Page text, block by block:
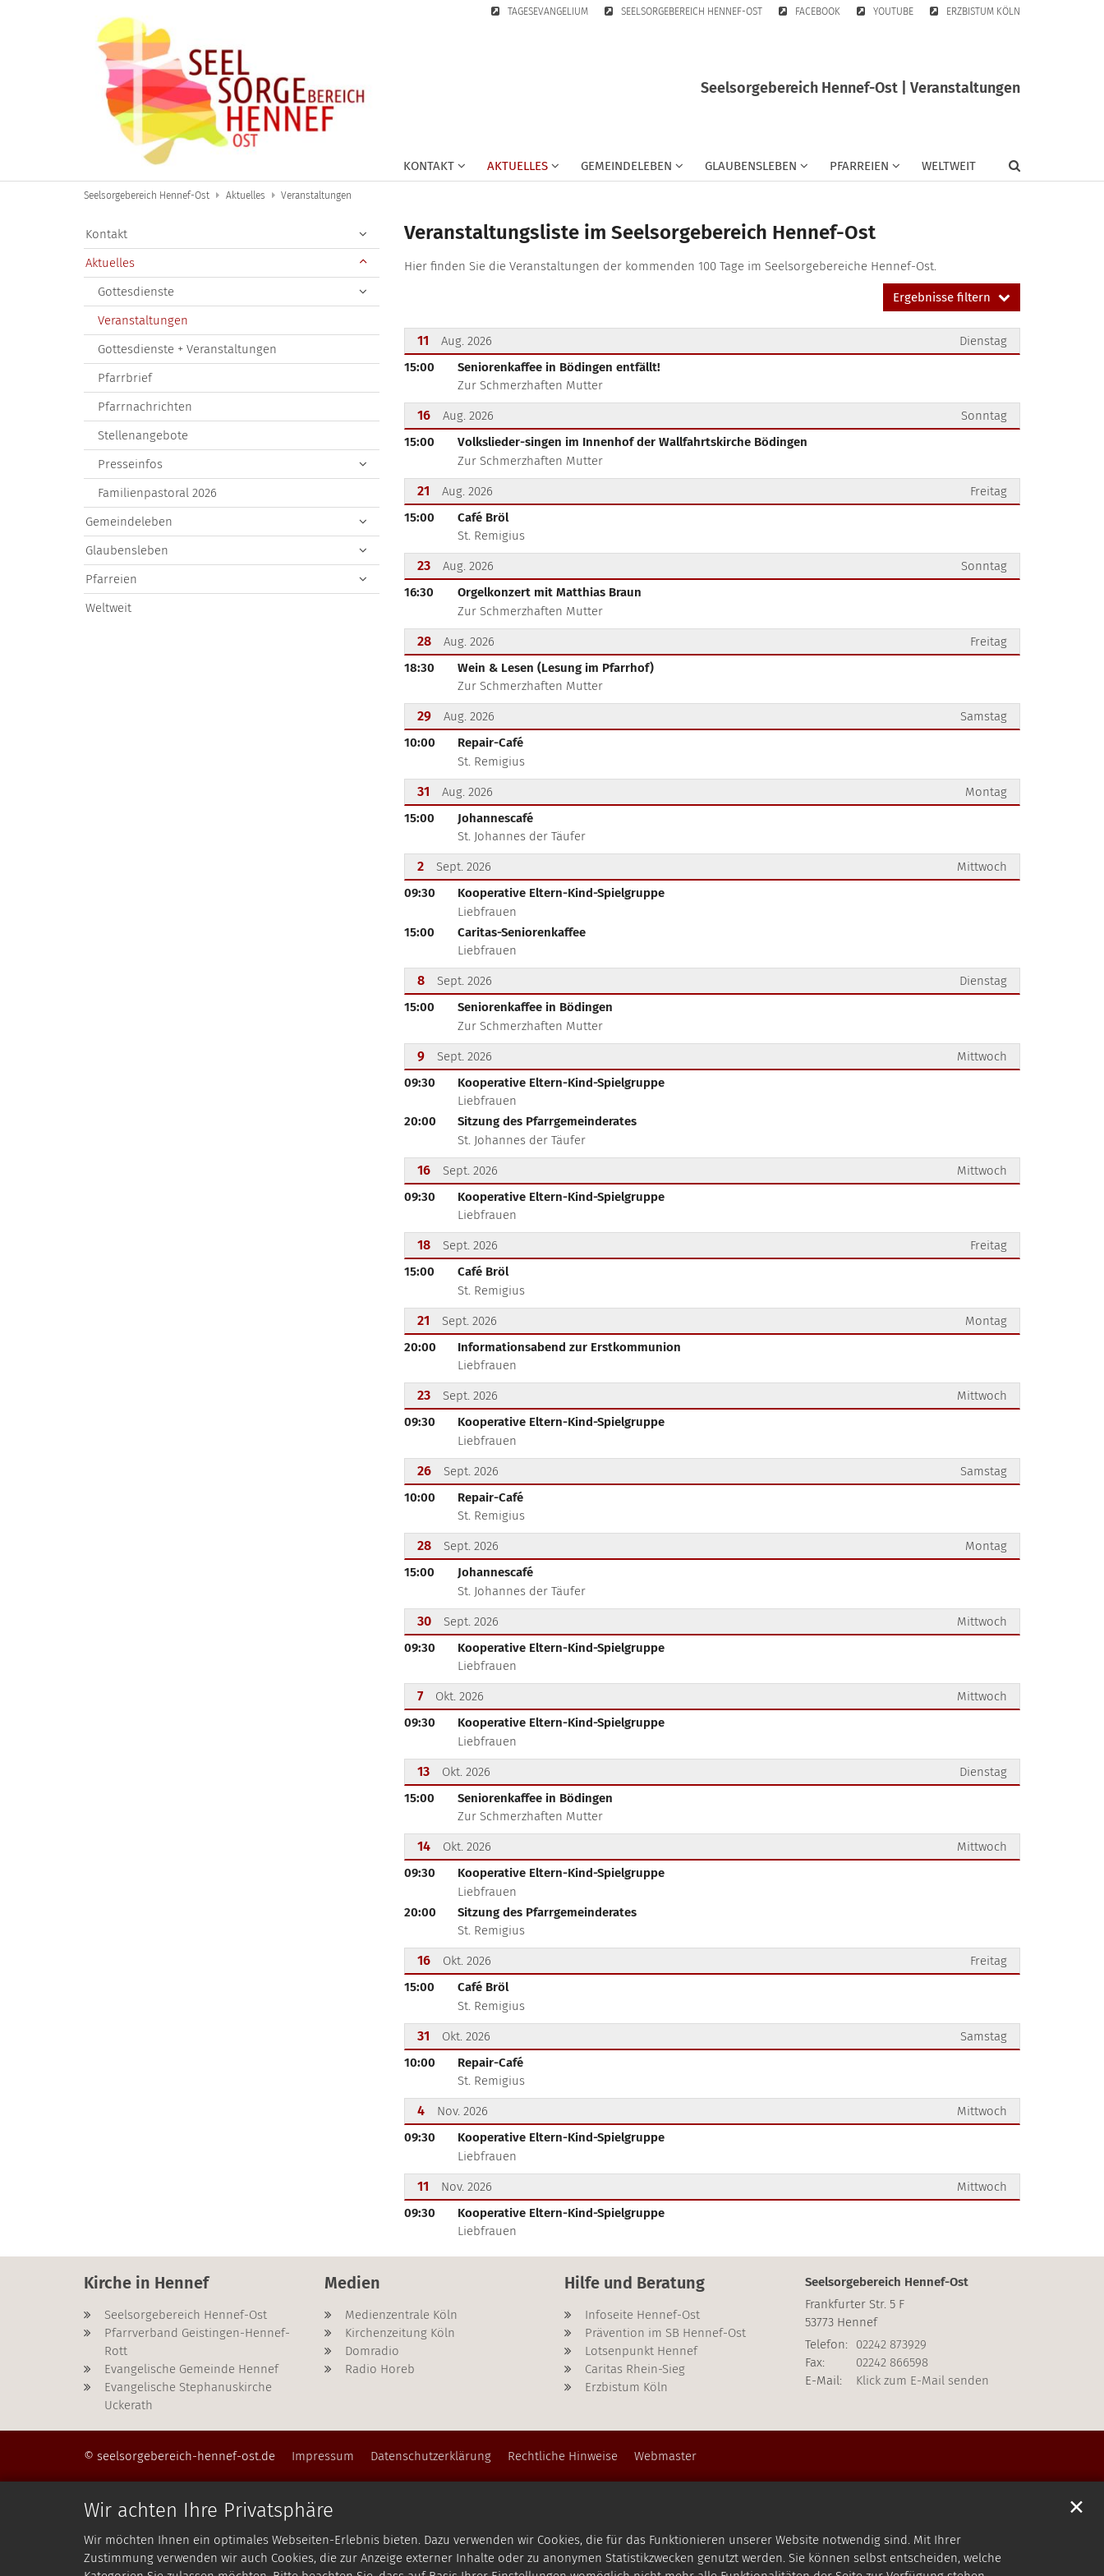
Wir achten Ihre Privatsphäre
Wir möchten Ihnen ein optimales Webseiten-Erlebnis bieten. Dazu verwenden wir Cookies, die für das Funktionieren unserer Website notwendig sind. Mit Ihrer
Zustimmung verwenden wir auch Cookies, die zur Anzeige externer Inhalte oder zu anonymen Statistikzwecken genutzt werden. Sie können selbst entscheiden, welche
✕
TAGESEVANGELIUM SEELSORGEBEREICH HENNEF-OST FACEBOOK YOUTUBE ERZBISTUM KÖLN
Seelsorgebereich Hennef-Ost | Veranstaltungen
KONTAKT AKTUELLES GEMEINDELEBEN GLAUBENSLEBEN PFARREIEN WELTWEIT
Seelsorgebereich Hennef-Ost Aktuelles Veranstaltungen
Veranstaltungsliste im Seelsorgebereich Hennef-Ost
Hier finden Sie die Veranstaltungen der kommenden 100 Tage im Seelsorgebereiche Hennef-Ost.
Ergebnisse filtern
Dienstag
11
Aug. 2026
???msg.page.sr.date??? 11. August 2026
15:00
Seniorenkaffee in Bödingen entfällt!
Zur Schmerzhaften Mutter
Sonntag
16
Aug. 2026
???msg.page.sr.date??? 16. August 2026
15:00
Volkslieder-singen im Innenhof der Wallfahrtskirche Bödingen
Zur Schmerzhaften Mutter
Freitag
21
Aug. 2026
???msg.page.sr.date??? 21. August 2026
15:00
Café Bröl
St. Remigius
Sonntag
23
Aug. 2026
???msg.page.sr.date??? 23. August 2026
16:30
Orgelkonzert mit Matthias Braun
Zur Schmerzhaften Mutter
Freitag
28
Aug. 2026
???msg.page.sr.date??? 28. August 2026
18:30
Wein & Lesen (Lesung im Pfarrhof)
Zur Schmerzhaften Mutter
Samstag
29
Aug. 2026
???msg.page.sr.date??? 29. August 2026
10:00
Repair-Café
St. Remigius
Montag
31
Aug. 2026
???msg.page.sr.date??? 31. August 2026
15:00
Johannescafé
St. Johannes der Täufer
Mittwoch
2
Sept. 2026
???msg.page.sr.date??? 2. September 2026
09:30
Kooperative Eltern-Kind-Spielgruppe
Liebfrauen
15:00
Caritas-Seniorenkaffee
Liebfrauen
Dienstag
8
Sept. 2026
???msg.page.sr.date??? 8. September 2026
15:00
Seniorenkaffee in Bödingen
Zur Schmerzhaften Mutter
Mittwoch
9
Sept. 2026
???msg.page.sr.date??? 9. September 2026
09:30
Kooperative Eltern-Kind-Spielgruppe
Liebfrauen
20:00
Sitzung des Pfarrgemeinderates
St. Johannes der Täufer
Mittwoch
16
Sept. 2026
???msg.page.sr.date??? 16. September 2026
09:30
Kooperative Eltern-Kind-Spielgruppe
Liebfrauen
Freitag
18
Sept. 2026
???msg.page.sr.date??? 18. September 2026
15:00
Café Bröl
St. Remigius
Montag
21
Sept. 2026
???msg.page.sr.date??? 21. September 2026
20:00
Informationsabend zur Erstkommunion
Liebfrauen
Mittwoch
23
Sept. 2026
???msg.page.sr.date??? 23. September 2026
09:30
Kooperative Eltern-Kind-Spielgruppe
Liebfrauen
Samstag
26
Sept. 2026
???msg.page.sr.date??? 26. September 2026
10:00
Repair-Café
St. Remigius
Montag
28
Sept. 2026
???msg.page.sr.date??? 28. September 2026
15:00
Johannescafé
St. Johannes der Täufer
Mittwoch
30
Sept. 2026
???msg.page.sr.date??? 30. September 2026
09:30
Kooperative Eltern-Kind-Spielgruppe
Liebfrauen
Mittwoch
7
Okt. 2026
???msg.page.sr.date??? 7. Oktober 2026
09:30
Kooperative Eltern-Kind-Spielgruppe
Liebfrauen
Dienstag
13
Okt. 2026
???msg.page.sr.date??? 13. Oktober 2026
15:00
Seniorenkaffee in Bödingen
Zur Schmerzhaften Mutter
Mittwoch
14
Okt. 2026
???msg.page.sr.date??? 14. Oktober 2026
09:30
Kooperative Eltern-Kind-Spielgruppe
Liebfrauen
20:00
Sitzung des Pfarrgemeinderates
St. Remigius
Freitag
16
Okt. 2026
???msg.page.sr.date??? 16. Oktober 2026
15:00
Café Bröl
St. Remigius
Samstag
31
Okt. 2026
???msg.page.sr.date??? 31. Oktober 2026
10:00
Repair-Café
St. Remigius
Mittwoch
4
Nov. 2026
???msg.page.sr.date??? 4. November 2026
09:30
Kooperative Eltern-Kind-Spielgruppe
Liebfrauen
Mittwoch
11
Nov. 2026
???msg.page.sr.date??? 11. November 2026
09:30
Kooperative Eltern-Kind-Spielgruppe
Liebfrauen
Kontakt
Aktuelles
Gottesdienste
Veranstaltungen
Gottesdienste + Veranstaltungen
Pfarrbrief
Pfarrnachrichten
Stellenangebote
Presseinfos
Familienpastoral 2026
Gemeindeleben
Glaubensleben
Pfarreien
Weltweit
Kirche in Hennef
Seelsorgebereich Hennef-Ost
Pfarrverband Geistingen-Hennef-
Rott
Evangelische Gemeinde Hennef
Evangelische Stephanuskirche
Uckerath
Medien
Medienzentrale Köln
Kirchenzeitung Köln
Domradio
Radio Horeb
Hilfe und Beratung
Infoseite Hennef-Ost
Prävention im SB Hennef-Ost
Lotsenpunkt Hennef
Caritas Rhein-Sieg
Erzbistum Köln
Seelsorgebereich Hennef-Ost
Frankfurter Str. 5 F
53773 Hennef
Telefon:
02242 873929
Fax:
02242 866598
E-Mail:
Klick zum E-Mail senden
© seelsorgebereich-hennef-ost.de Impressum Datenschutzerklärung Rechtliche Hinweise Webmaster